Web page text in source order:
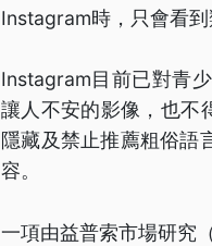
Instagram時，只會看到
Instagram目前已對青
讓人不安的影像，也不
隱藏及禁止推薦粗俗語
容。
一項由益普索市場研究